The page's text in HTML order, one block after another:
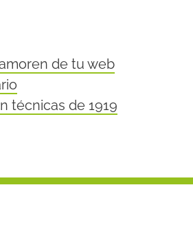
de tu web
técnicas de 1919